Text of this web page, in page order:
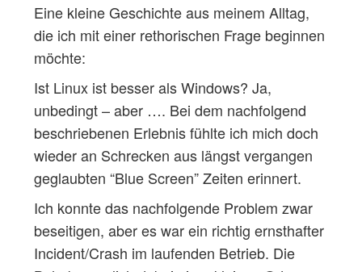
Eine kleine Geschichte aus meinem Alltag,
die ich mit einer rethorischen Frage beginnen
möchte:
Ist Linux ist besser als Windows? Ja,
unbedingt – aber …. Bei dem nachfolgend
beschriebenen Erlebnis fühlte ich mich doch
wieder an Schrecken aus längst vergangen
geglaubten “Blue Screen” Zeiten erinnert.
Ich konnte das nachfolgende Problem zwar
beseitigen, aber es war ein richtig ernsthafter
Incident/Crash im laufenden Betrieb. Die